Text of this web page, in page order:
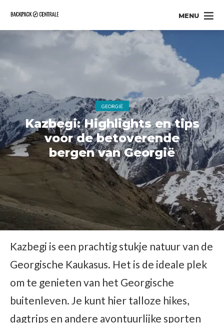
MENU
GEORGIË
Kazbegi: Highlights en tips
voor de betoverende
bergen van Georgië
Kazbegi is een prachtig stukje natuur van de
Georgische Kaukasus. Het is de ideale plek
om te genieten van het Georgische
buitenleven. Je kunt hier talloze hikes,
dagtrips en andere avontuurlijke sporten